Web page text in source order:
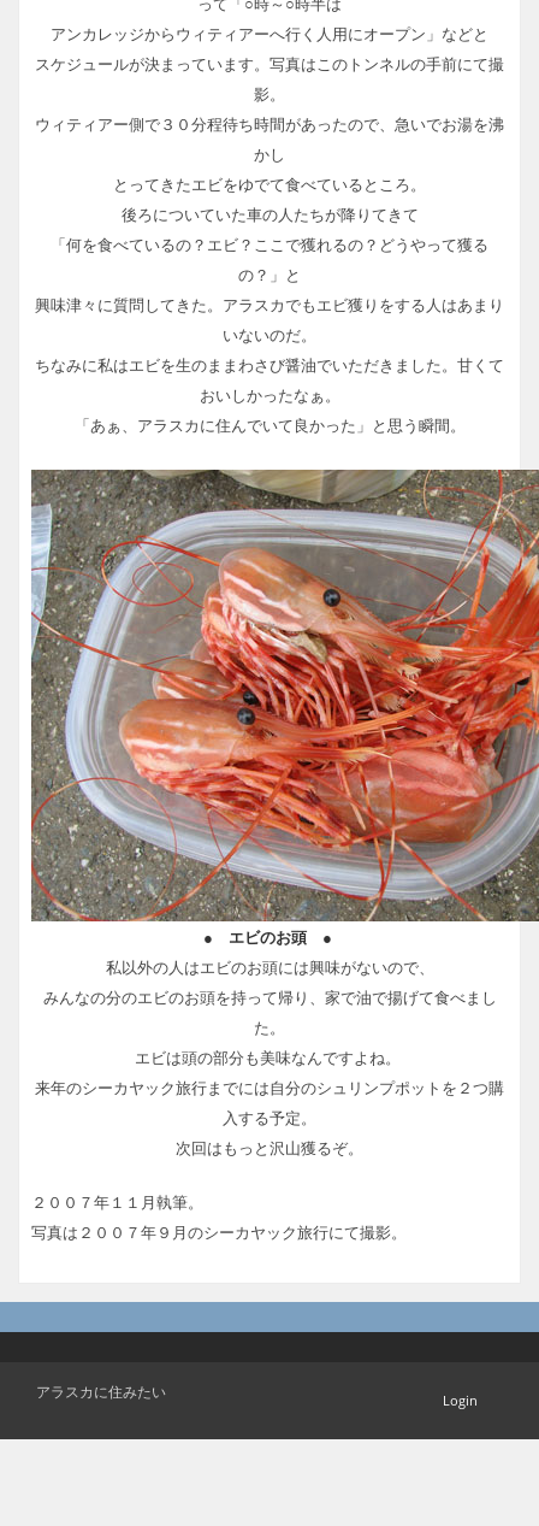
アンカレッジからウィティアーへ行く人用にオープン」などと
スケジュールが決まっています。写真はこのトンネルの手前にて撮
影。
ウィティアー側で３０分程待ち時間があったので、急いでお湯を沸
かし
とってきたエビをゆでて食べているところ。
後ろについていた車の人たちが降りてきて
「何を食べているの？エビ？ここで獲れるの？どうやって獲る
の？」と
興味津々に質問してきた。アラスカでもエビ獲りをする人はあまり
いないのだ。
ちなみに私はエビを生のままわさび醤油でいただきました。甘くて
おいしかったなぁ。
「あぁ、アラスカに住んでいて良かった」と思う瞬間。
● エビのお頭 ●
私以外の人はエビのお頭には興味がないので、
みんなの分のエビのお頭を持って帰り、家で油で揚げて食べまし
た。
エビは頭の部分も美味なんですよね。
来年のシーカヤック旅行までには自分のシュリンプポットを２つ購
入する予定。
次回はもっと沢山獲るぞ。
２００７年１１月執筆。
写真は２００７年９月のシーカヤック旅行にて撮影。
アラスカに住みたい Login